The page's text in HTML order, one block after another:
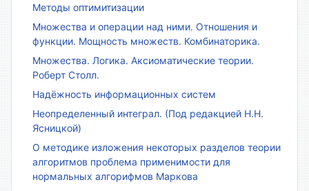
Методы оптимитизации
Множества и операции над ними. Отношения и
функции. Мощность множеств. Комбинаторика.
Множества. Логика. Аксиоматические теории.
Роберт Столл.
Надёжность информационных систем
Неопределенный интеграл. (Под редакцией Н.Н.
Ясницкой)
О методике изложения некоторых разделов теории
алгоритмов проблема применимости для
нормальных алгорифмов Маркова